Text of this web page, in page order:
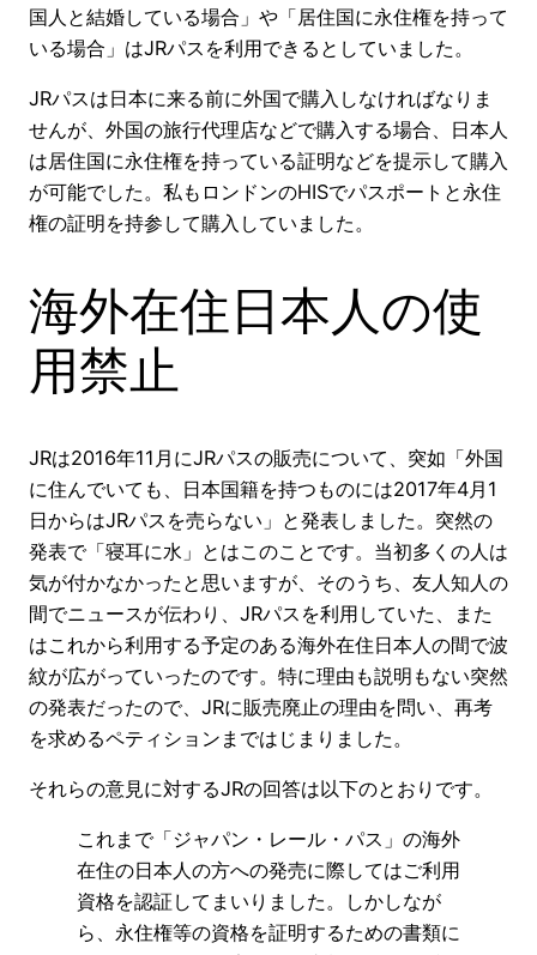
国人と結婚している場合」や「居住国に永住権を持って
いる場合」はJRパスを利用できるとしていました。
JRパスは日本に来る前に外国で購入しなければなりま
せんが、外国の旅行代理店などで購入する場合、日本人
は居住国に永住権を持っている証明などを提示して購入
が可能でした。私もロンドンのHISでパスポートと永住
権の証明を持参して購入していました。
海外在住日本人の使
用禁止
JRは2016年11月にJRパスの販売について、突如「外国
に住んでいても、日本国籍を持つものには2017年4月1
日からはJRパスを売らない」と発表しました。突然の
発表で「寝耳に水」とはこのことです。当初多くの人は
気が付かなかったと思いますが、そのうち、友人知人の
間でニュースが伝わり、JRパスを利用していた、また
はこれから利用する予定のある海外在住日本人の間で波
紋が広がっていったのです。特に理由も説明もない突然
の発表だったので、JRに販売廃止の理由を問い、再考
を求めるペティションまではじまりました。
それらの意見に対するJRの回答は以下のとおりです。
これまで「ジャパン・レール・パス」の海外
在住の日本人の方への発売に際してはご利用
資格を認証してまいりました。しかしなが
ら、永住権等の資格を証明するための書類に